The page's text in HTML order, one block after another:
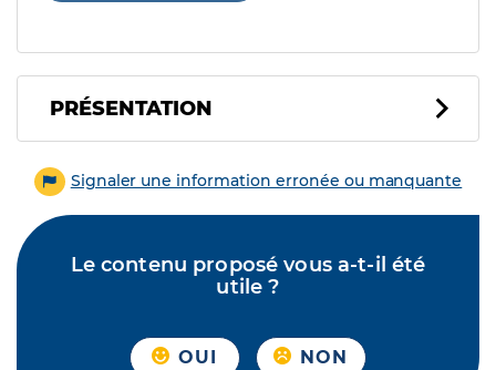
PRÉSENTATION
Signaler une information erronée ou manquante
Le contenu proposé vous a-t-il été
utile ?
OUI NON